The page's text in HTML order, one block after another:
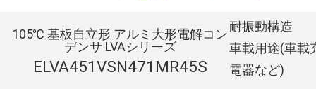
105℃ 基板自立形 アルミ大形電解コン
デンサ LVAシリーズ
ELVA451VSN471MR45S
耐振動構造
車載用途(車載
電器など)